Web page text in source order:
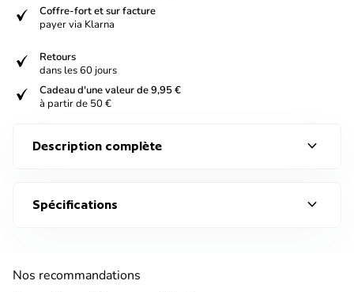
verified
Coffre-fort et sur facture
payer via Klarna
verified
Retours
dans les 60 jours
verified
Cadeau d'une valeur de 9,95 €
à partir de 50 €
Description complète expand_more
Spécifications expand_more
Nos recommandations